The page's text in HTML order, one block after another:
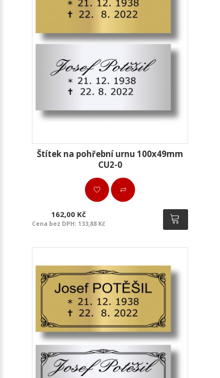
Štítek na pohřební urnu 100x49mm
CU2-0
162,00 Kč
Cena bez DPH: 133,88 Kč